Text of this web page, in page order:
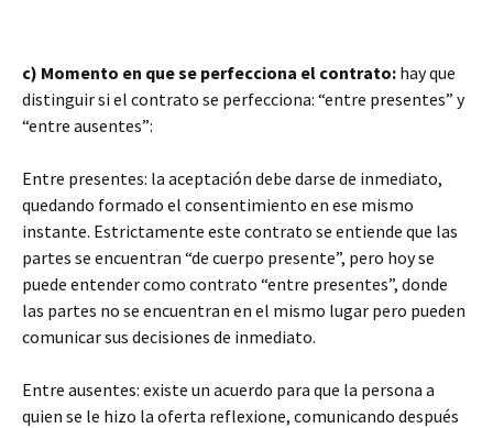
c) Momento en que se perfecciona el contrato: hay que
distinguir si el contrato se perfecciona: “entre presentes” y
“entre ausentes”:
Entre presentes: la aceptación debe darse de inmediato,
quedando formado el consentimiento en ese mismo
instante. Estrictamente este contrato se entiende que las
partes se encuentran “de cuerpo presente”, pero hoy se
puede entender como contrato “entre presentes”, donde
las partes no se encuentran en el mismo lugar pero pueden
comunicar sus decisiones de inmediato.
Entre ausentes: existe un acuerdo para que la persona a
quien se le hizo la oferta reflexione, comunicando después